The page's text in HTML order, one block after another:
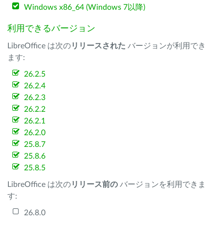
Windows x86_64 (Windows 7以降)
利用できるバージョン
LibreOffice は次のリリースされた バージョンが利用でき
ます:
26.2.5
26.2.4
26.2.3
26.2.2
26.2.1
26.2.0
25.8.7
25.8.6
25.8.5
LibreOffice は次のリリース前の バージョンを利用できま
す:
26.8.0